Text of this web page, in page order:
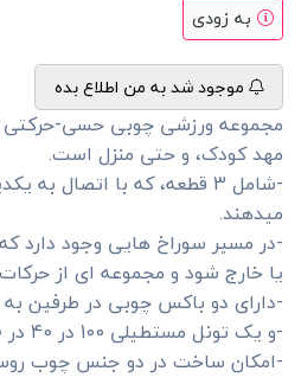
به زودی
موجود شد به من اطلاع بده
مجموعه ورزشی چوبی حسی-حرکتی
مهد کودک، و حتی منزل است.
-شامل 3 قطعه، که با اتصال
میدهند.
-در مسیر سوراخ هایی وجود دارد
یا خارج شود و مجموعه ای از
-دارای دو باکس چوبی در طرفین به ابعاد 40 در 40
-و یک تونل مستطیلی 100 در 40 در 40 سانتیمتری.
-امکان ساخت در دو جنس چوب